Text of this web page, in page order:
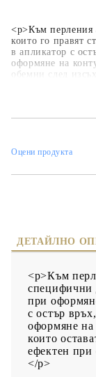
<p>Към перления
които го правят
в апликатор с
оформяне на
обемни след
Оцени продукта
ДЕТАЙЛНО
<p>Към
специфични
при
с остър
оформяне на
които
ефектен при
</p>